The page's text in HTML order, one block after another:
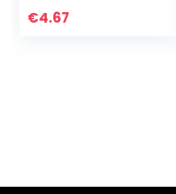
presents (English
€4.67